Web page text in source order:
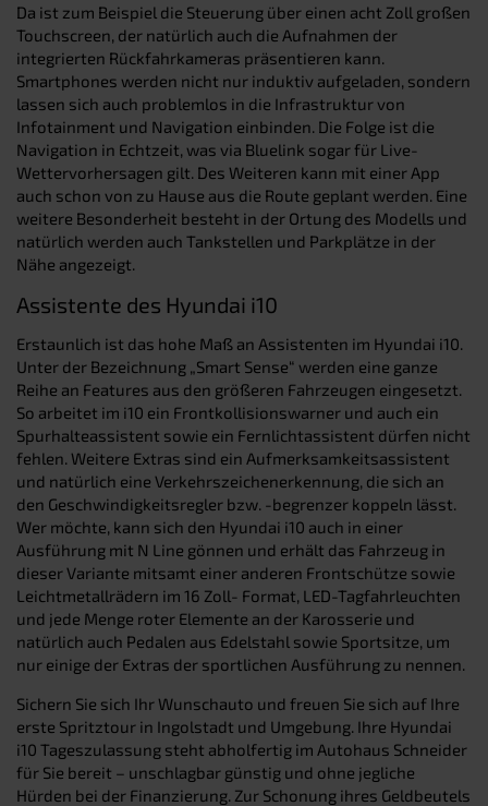
Da ist zum Beispiel die Steuerung über einen acht Zoll großen
Touchscreen, der natürlich auch die Aufnahmen der
integrierten Rückfahrkameras präsentieren kann.
Smartphones werden nicht nur induktiv aufgeladen, sondern
lassen sich auch problemlos in die Infrastruktur von
Infotainment und Navigation einbinden. Die Folge ist die
Navigation in Echtzeit, was via Bluelink sogar für Live-
Wettervorhersagen gilt. Des Weiteren kann mit einer App
auch schon von zu Hause aus die Route geplant werden. Eine
weitere Besonderheit besteht in der Ortung des Modells und
natürlich werden auch Tankstellen und Parkplätze in der
Nähe angezeigt.
Assistente des Hyundai i10
Erstaunlich ist das hohe Maß an Assistenten im Hyundai i10.
Unter der Bezeichnung „Smart Sense“ werden eine ganze
Reihe an Features aus den größeren Fahrzeugen eingesetzt.
So arbeitet im i10 ein Frontkollisionswarner und auch ein
Spurhalteassistent sowie ein Fernlichtassistent dürfen nicht
fehlen. Weitere Extras sind ein Aufmerksamkeitsassistent
und natürlich eine Verkehrszeichenerkennung, die sich an
den Geschwindigkeitsregler bzw. -begrenzer koppeln lässt.
Wer möchte, kann sich den Hyundai i10 auch in einer
Ausführung mit N Line gönnen und erhält das Fahrzeug in
dieser Variante mitsamt einer anderen Frontschütze sowie
Leichtmetallrädern im 16 Zoll- Format, LED-Tagfahrleuchten
und jede Menge roter Elemente an der Karosserie und
natürlich auch Pedalen aus Edelstahl sowie Sportsitze, um
nur einige der Extras der sportlichen Ausführung zu nennen.
Sichern Sie sich Ihr Wunschauto und freuen Sie sich auf Ihre
erste Spritztour in Ingolstadt und Umgebung. Ihre Hyundai
i10 Tageszulassung steht abholfertig im Autohaus Schneider
für Sie bereit – unschlagbar günstig und ohne jegliche
Hürden bei der Finanzierung. Zur Schonung ihres Geldbeutels